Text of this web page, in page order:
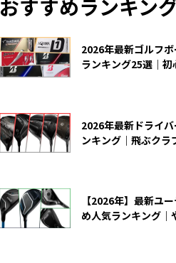
おすすめランキン
2026年最新ゴルフ
ランキング25選｜
2026年最新ドライ
ンキング｜飛ぶクラ
【2026年】最新ユ
め人気ランキング｜